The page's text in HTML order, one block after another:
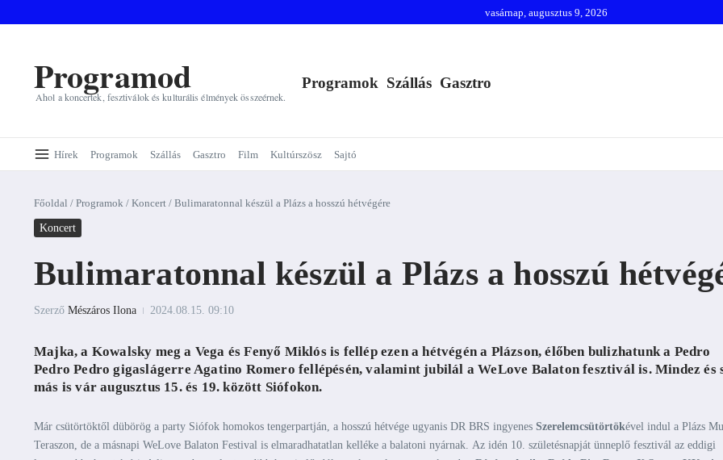
vasárnap, augusztus 9, 2026
Programod
Ahol a koncertek, fesztiválok és kulturális élmények összeérnek.
Programok Szállás Gasztro
Hírek Programok Szállás Gasztro Film Kultúrszösz Sajtó
Főoldal / Programok / Koncert / Bulimaratonnal készül a Plázs a hosszú hétvégére
Koncert
Bulimaratonnal készül a Plázs a hosszú
Szerző Mészáros Ilona 2024.08.15. 09:10
Majka, a Kowalsky meg a Vega és Fenyő Miklós is fellép ezen a hétvégén a Plázson, élőben bulizhatunk a Pedro
Pedro Pedro gigaslágerre Agatino Romero fellépésén, valamint jubilál a WeLove Balaton fesztivál is. Mindez és
más is vár augusztus 15. és 19. között Siófokon.
Már csütörtöktől dübörög a party Siófok homokos tengerpartján, a hosszú hétvége ugyanis DR BRS ingyenes Szerelemcsütörtökével indul a Plázs
Teraszon, de a másnapi WeLove Balaton Festival is elmaradhatatlan kelléke a balatoni nyárnak. Az idén 10. születésnapját ünneplő fesztivál az eddigi